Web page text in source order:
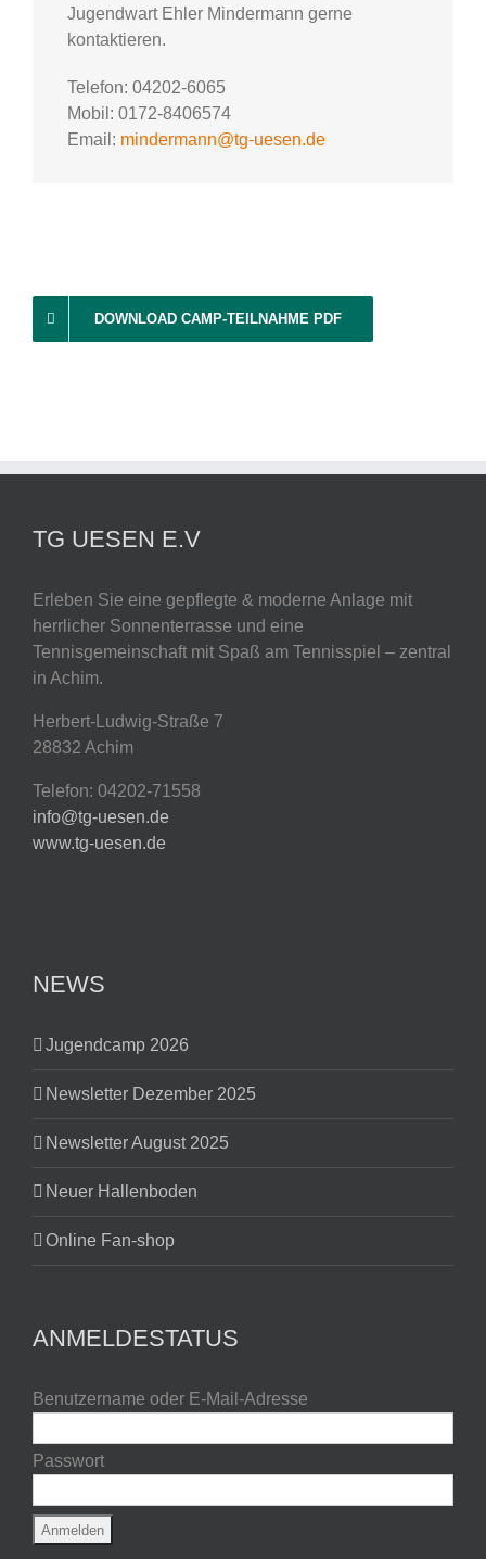
Jugendwart Ehler Mindermann gerne
kontaktieren.
Telefon: 04202-6065
Mobil: 0172-8406574
Email: mindermann@tg-uesen.de
DOWNLOAD CAMP-TEILNAHME PDF
TG UESEN E.V
Erleben Sie eine gepflegte & moderne Anlage mit
herrlicher Sonnenterrasse und eine
Tennisgemeinschaft mit Spaß am Tennisspiel – zentral
in Achim.
Herbert-Ludwig-Straße 7
28832 Achim
Telefon: 04202-71558
info@tg-uesen.de
www.tg-uesen.de
NEWS
Jugendcamp 2026
Newsletter Dezember 2025
Newsletter August 2025
Neuer Hallenboden
Online Fan-shop
ANMELDESTATUS
Benutzername oder E-Mail-Adresse
Passwort